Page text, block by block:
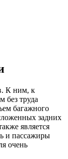
К ним, к
без труда
багажного
задних
является
и пассажиры
очень